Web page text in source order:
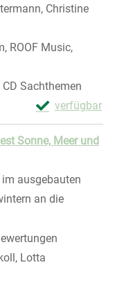
Christine
ROOF Music,
CD Sachthemen
verfügbar
Exemplar-
Zum Download
Sonne, Meer und
ausgebauten
an die
Lotta